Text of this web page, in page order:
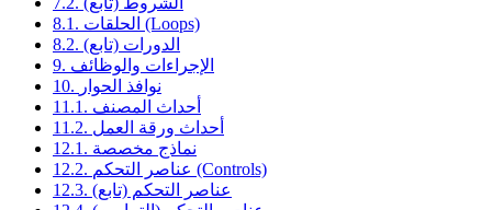
8.1. الحلقات (Loops)
8.2. الدورات (تابع)
9. الإجراءات والوظائف
10. نوافذ الحوار
11.1. أحداث المصنف
11.2. أحداث ورقة العمل
12.1. نماذج مخصصة
12.2. عناصر التحكم (Controls)
12.3. عناصر التحكم (تابع)